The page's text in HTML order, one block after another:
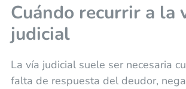
Cuándo recurrir a la
judicial
La vía judicial suele ser necesaria
falta de respuesta del deudor,